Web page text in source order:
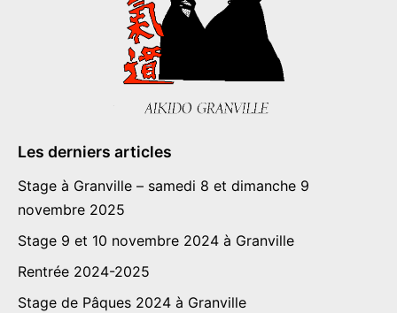
Les derniers articles
Stage à Granville – samedi 8 et dimanche 9
novembre 2025
Stage 9 et 10 novembre 2024 à Granville
Rentrée 2024-2025
Stage de Pâques 2024 à Granville